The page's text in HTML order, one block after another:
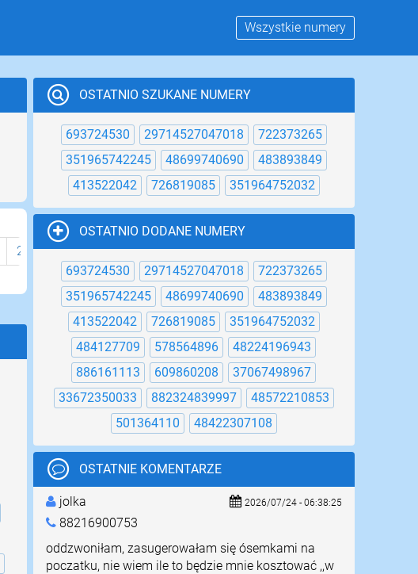
Wszystkie numery
20 21 22 23 24 25 26 27 28 29
OSTATNIO SZUKANE NUMERY
693724530 29714527047018
722373265
351965742245
48699740690
483893849
413522042
726819085 351964752032
OSTATNIO DODANE NUMERY
693724530 29714527047018
722373265
351965742245
48699740690
483893849
413522042
726819085
351964752032
484127709
578564896
48224196943
886161113
609860208
37067498967
33672350033
882324839997
48572210853
501364110
48422307108
OSTATNIE KOMENTARZE
jolka
88216900753
2026/07/24 - 06:38:25
oddzwoniłam, zasugerowałam się ósemkami na
poczatku, nie wiem ile to będzie mnie kosztować ,,w